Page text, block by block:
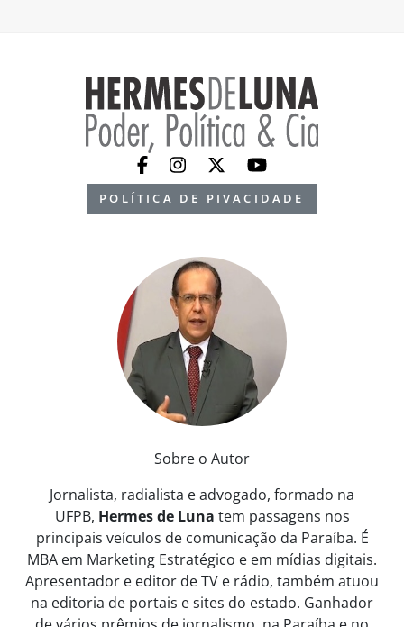
POLÍTICA DE PIVACIDADE
Sobre o Autor
Jornalista, radialista e advogado, formado na
UFPB, Hermes de Luna tem passagens nos
principais veículos de comunicação da Paraíba. É
MBA em Marketing Estratégico e em mídias digitais.
Apresentador e editor de TV e rádio, também atuou
na editoria de portais e sites do estado. Ganhador